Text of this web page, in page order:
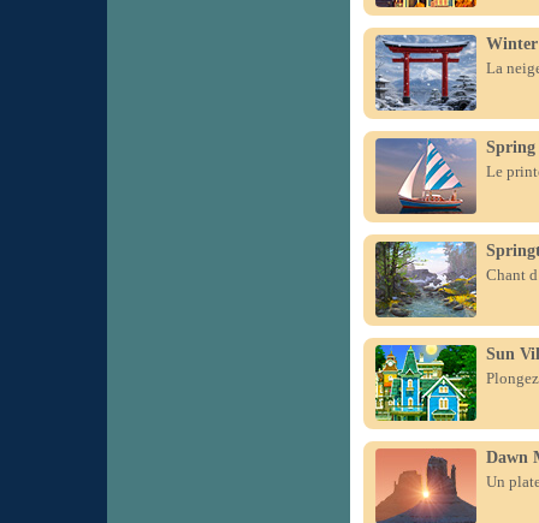
La
Spring
Le
Chant
Sun
Dawn
Un